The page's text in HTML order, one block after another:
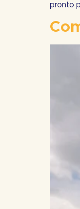
pronto